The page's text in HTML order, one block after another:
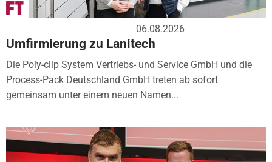
06.08.2026
Umfirmierung zu Lanitech
Die Poly-clip System Vertriebs- und Service GmbH und die
Process-Pack Deutschland GmbH treten ab sofort
gemeinsam unter einem neuen Namen...